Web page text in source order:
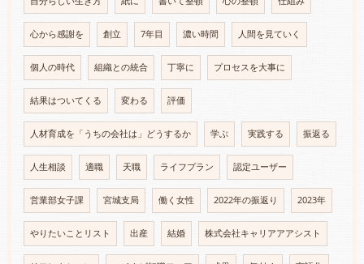
心から感謝を 創立 7年目 濃い時間 人間を見ていく
個人の時代 組織との統合 丁寧に プロセスを大事に
結果はついてくる 変わる 評価
人材育成を「うちの会社は」どうするか 学ぶ 実践する 振返る
人生相談 適職 天職 ライフプラン 認定ユーザー
営業部女子課 宮城支局 働く女性 2022年の振返り 2023年
やりたいことリスト 出産 結婚 株式会社キャリアアアシスト